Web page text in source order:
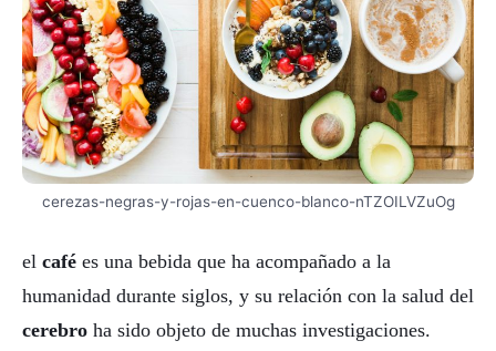
cerezas-negras-y-rojas-en-cuenco-blanco-nTZOILVZuOg
el café es una bebida que ha acompañado a la
humanidad durante siglos, y su relación con la salud del
cerebro ha sido objeto de muchas investigaciones.